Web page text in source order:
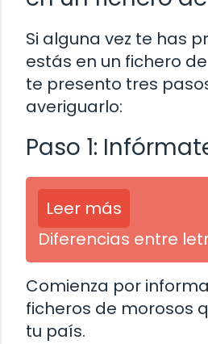
Si alguna vez te has
estás en un fichero
te presento tres
averiguarlo:
Paso 1:
Leer más
Diferencias entre
Comienza por
ficheros de morosos
tu país.